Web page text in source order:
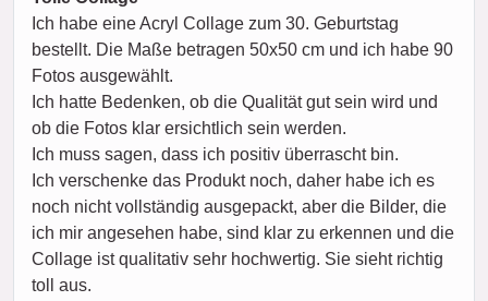
Ich habe eine Acryl Collage zum 30. Geburtstag
bestellt. Die Maße betragen 50x50 cm und ich habe 90
Fotos ausgewählt.
Ich hatte Bedenken, ob die Qualität gut sein wird und
ob die Fotos klar ersichtlich sein werden.
Ich muss sagen, dass ich positiv überrascht bin.
Ich verschenke das Produkt noch, daher habe ich es
noch nicht vollständig ausgepackt, aber die Bilder, die
ich mir angesehen habe, sind klar zu erkennen und die
Collage ist qualitativ sehr hochwertig. Sie sieht richtig
toll aus.